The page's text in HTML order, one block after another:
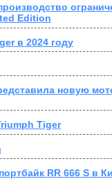
Edition
в 2024 году
новую
Tiger
RR 666 S в